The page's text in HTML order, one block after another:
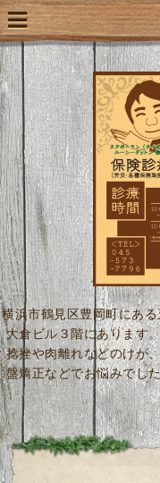
横浜市鶴見区豊岡町にあ
大倉ビル３階にあります
捻挫や肉離れなどのけが
盤矯正などでお悩みでし